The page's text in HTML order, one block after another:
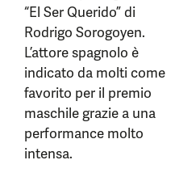
“El Ser Querido” di
Rodrigo Sorogoyen.
L’attore spagnolo è
indicato da molti come
favorito per il premio
maschile grazie a una
performance molto
intensa.